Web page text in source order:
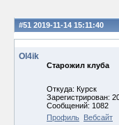
#51 2019-11-14 15:11:40
Ol4ik
Старожил клуба
Откуда: Курск
Зарегистрирован:
Сообщений: 1082
Профиль Вебсайт